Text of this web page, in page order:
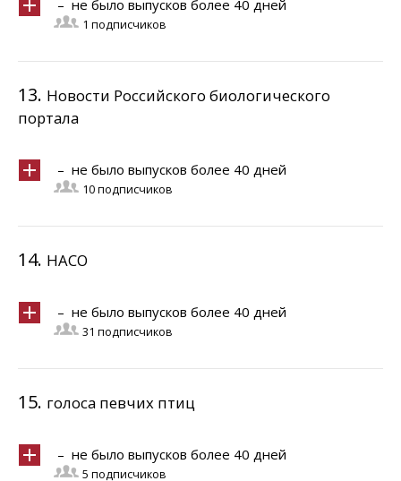
– не было выпусков более 40 дней
1 подписчиков
13. Новости Российского биологического
портала
– не было выпусков более 40 дней
10 подписчиков
14. НАСО
– не было выпусков более 40 дней
31 подписчиков
15. голоса певчих птиц
– не было выпусков более 40 дней
5 подписчиков